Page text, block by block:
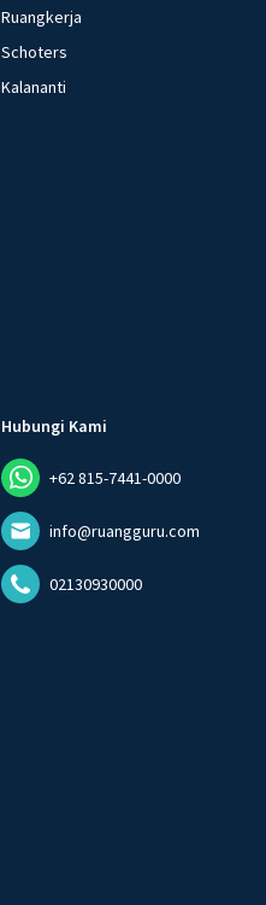
Ruangkerja
Schoters
Kalananti
Hubungi Kami
+62 815-7441-0000
info@ruangguru.com
02130930000